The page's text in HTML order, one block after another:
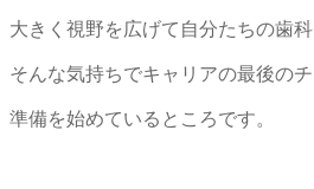
大きく視野を広げて自分たちの歯
そんな気持ちでキャリアの最後の
準備を始めているところです。